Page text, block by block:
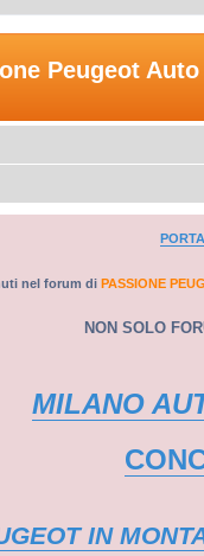
Peugeot
nel forum di PASSIONE
NON SOLO
MILANO
IN